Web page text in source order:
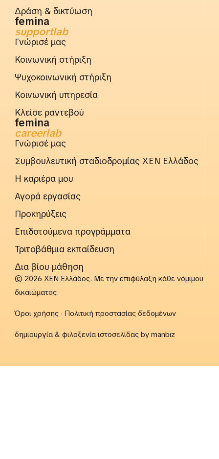
Δράση & δικτύωση
femina
supportlab
Γνώρισέ μας
Κοινωνική στήριξη
Ψυχοκοινωνική στήριξη
Κοινωνική υπηρεσία
Κλείσε ραντεβού
femina
careerlab
Γνώρισέ μας
Συμβουλευτική σταδιοδρομίας ΧΕΝ Ελλάδος
Η καριέρα μου
Αγορά εργασίας
Προκηρύξεις
Επιδοτούμενα προγράμματα
Τριτοβάθμια εκπαίδευση
Δια βίου μάθηση
© 2026 ΧΕΝ Ελλάδος. Με την επιφύλαξη κάθε νόμιμου
δικαιώματος.
Όροι χρήσης · Πολιτική προστασίας δεδομένων
δημιουργία & φιλοξενία ιστοσελίδας by manbiz